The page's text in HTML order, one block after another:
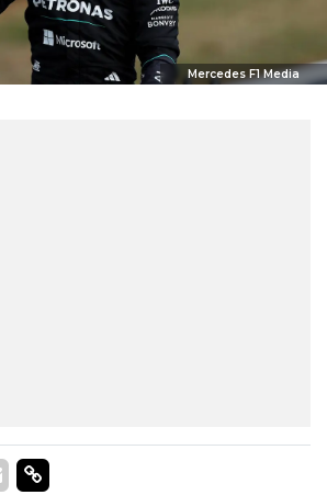
Mercedes F1 Media
Twitter
op Whatsapp
Delen via Mail
Delen via link